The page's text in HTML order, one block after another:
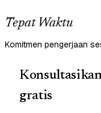
Tepat Waktu
Komitmen pengerjaan
gratis